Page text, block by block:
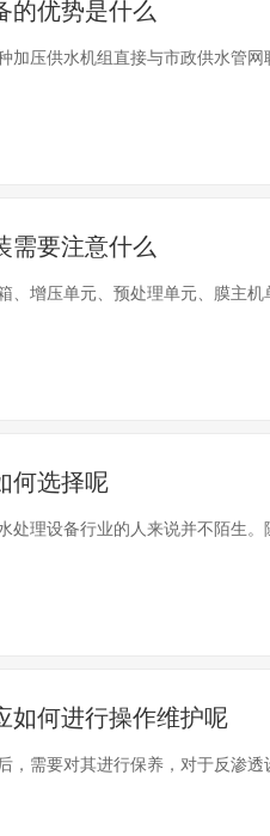
的优势是什么
加压供水机组直接与市政供水管
需要注意什么
、增压单元、预处理单元、膜主
何选择呢
处理设备行业的人来说并不陌生
如何进行操作维护呢
，需要对其进行保养，对于反渗